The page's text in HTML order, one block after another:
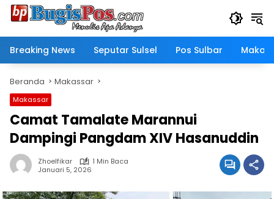
Langsung
Breaking News
Seputar Sulsel Pos Sulbar
Beranda Makassar
Makassar
Camat Tamalate Marannui
Dampingi Pangdam XIV Hasanuddin
Zhoelfikar
1 Min Baca
Januari 5, 2026